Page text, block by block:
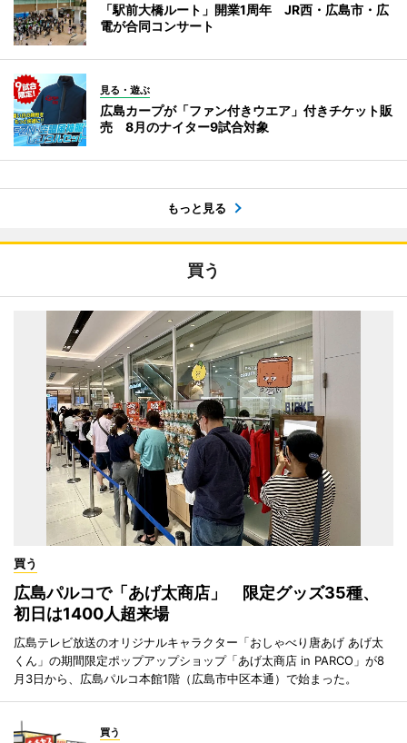
「駅前大橋ルート」開業1周年 JR西・広島市・広
電が合同コンサート
見る・遊ぶ
広島カープが「ファン付きウエア」付きチケット販
売 8月のナイター9試合対象
もっと見る
買う
買う
広島パルコで「あげ太商店」 限定グッズ35種、
初日は1400人超来場
広島テレビ放送のオリジナルキャラクター「おしゃべり唐あげ あげ太
くん」の期間限定ポップアップショップ「あげ太商店 in PARCO」が8
月3日から、広島パルコ本館1階（広島市中区本通）で始まった。
買う